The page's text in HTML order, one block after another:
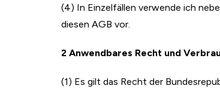
(4) In Einzelfällen verwende ich
diesen AGB vor.
2 Anwendbares Recht und
(1) Es gilt das Recht der